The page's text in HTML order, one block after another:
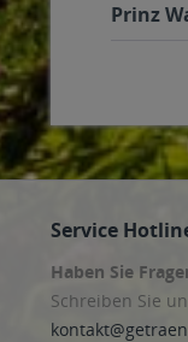
Prinz
Service
Haben Sie
Schreiben Sie